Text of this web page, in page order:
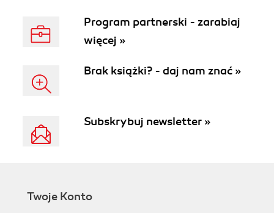
Program partnerski - zarabiaj
więcej »
Brak książki? - daj nam znać »
Subskrybuj newsletter »
Twoje Konto